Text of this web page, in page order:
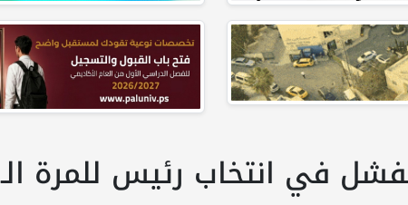
في انتخاب رئيس للمرة الـ11